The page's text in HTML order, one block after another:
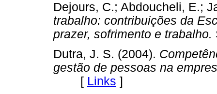
Dejours, C.; Abdoucheli, E.;
trabalho: contribuições da
prazer, sofrimento e trabalho.
Dutra, J. S. (2004).
gestão de pessoas na
[ Links ]